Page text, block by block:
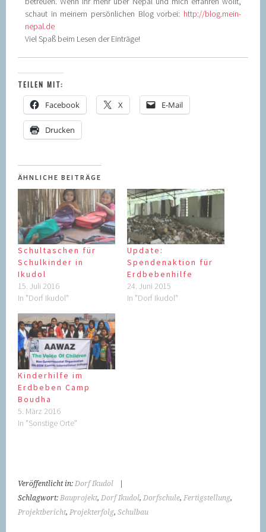
schaut in meinem persönlichen Blog vorbei: http://blog.mein-
nepal.de
Viel Spaß beim Lesen der Einträge!
TEILEN MIT:
Facebook X E-Mail
Drucken
ÄHNLICHE BEITRÄGE
Schultaschen für
Schulkinder in
Ikudol
15. Juli 2016
In "Dorf Ikudol"
Update:
Spendenaktion für
Erdbebenhilfe
24. Juni 2015
In "Dorf Ikudol"
Kinderhilfe im
Erdbeben Camp
Boudha
5. März 2016
In "Sonstige Orte"
Veröffentlicht in: Dorf Ikudol
Schlagwort: Bauprojekt, Dorf Ikudol, Dorfschule, Fertigstellung,
Projektbericht, Projekterfolg,Schulbau